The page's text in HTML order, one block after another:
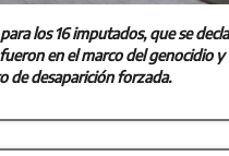
los 16 imputados, que se
en el marco del genocidio y
de desaparición forzada.